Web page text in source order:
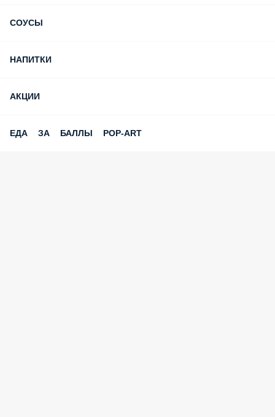
СОУСЫ
НАПИТКИ
АКЦИИ
ЕДА ЗА БАЛЛЫ POP-ART